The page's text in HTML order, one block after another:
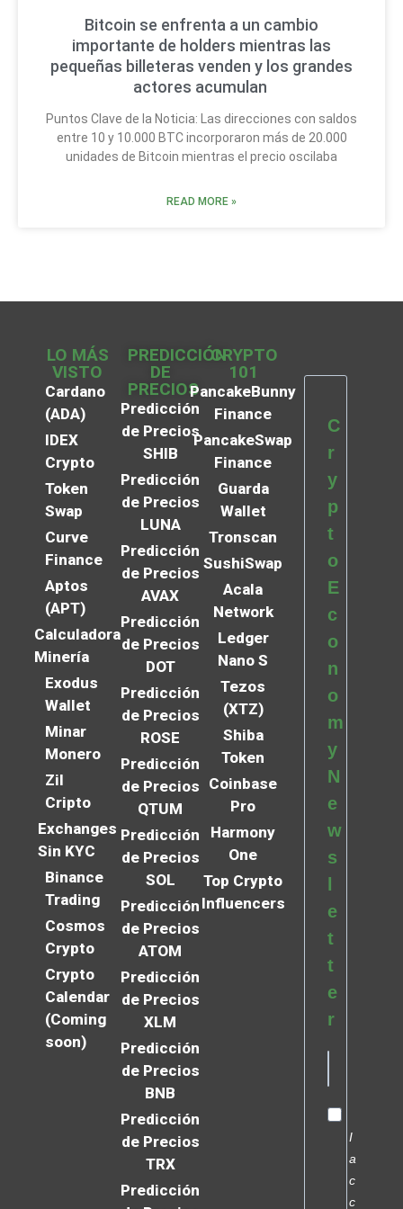
Bitcoin se enfrenta a un cambio
importante de holders mientras las
pequeñas billeteras venden y los grandes
actores acumulan
Puntos Clave de la Noticia: Las direcciones con saldos
entre 10 y 10.000 BTC incorporaron más de 20.000
unidades de Bitcoin mientras el precio oscilaba
READ MORE »
LO MÁS
VISTO
Cardano
(ADA)
IDEX
Crypto
Token
Swap
Curve
Finance
Aptos
(APT)
Calculadora
Minería
Exodus
Wallet
Minar
Monero
Zil
Cripto
Exchanges
Sin KYC
Binance
Trading
Cosmos
Crypto
Crypto
Calendar
(Coming
soon)
PREDICCIÓN
DE
PRECIOS
Predicción
de Precios
SHIB
Predicción
de Precios
LUNA
Predicción
de Precios
AVAX
Predicción
de Precios
DOT
Predicción
de Precios
ROSE
Predicción
de Precios
QTUM
Predicción
de Precios
SOL
Predicción
de Precios
ATOM
Predicción
de Precios
XLM
Predicción
de Precios
BNB
Predicción
de Precios
TRX
Predicción
CRYPTO
101
PancakeBunny
Finance
PancakeSwap
Finance
Guarda
Wallet
Tronscan
SushiSwap
Acala
Network
Ledger
Nano S
Tezos
(XTZ)
Shiba
Token
Coinbase
Pro
Harmony
One
Top Crypto
Influencers
C
r
y
p
t
o
E
c
o
n
o
m
y
N
e
w
s
e
t
t
e
r
I
a
c
c